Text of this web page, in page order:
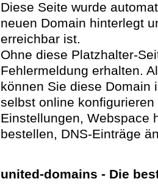
Diese Seite wurde
neuen Domain hinterlegt
erreichbar ist.
Ohne diese Platzhalter-
Fehlermeldung erhalten.
können Sie diese Domain
selbst online
Einstellungen, Webspace
bestellen, DNS-Einträge
united-domains - Die